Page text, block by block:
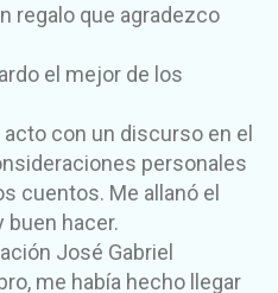
regalo que agradezco
el mejor de los
con un discurso en el
personales
cuentos. Me allanó el
buen hacer.
José Gabriel
me había hecho llegar